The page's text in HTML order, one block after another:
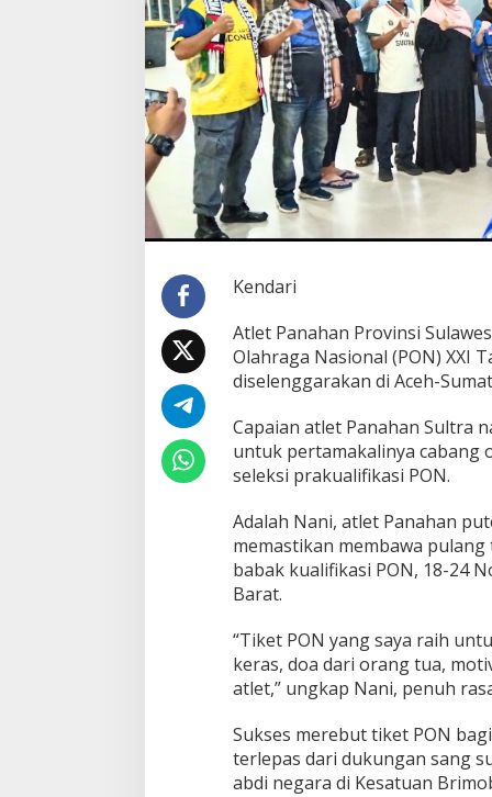
"
,
A
t
l
e
P
a
n
a
h
n
S
l
t
r
a
o
l
o
P
O
N
2
4
Kendari
Atlet Panahan Provinsi
Olahraga Nasional (PON) XXI
diselenggarakan di Aceh-
Capaian atlet Panahan Sultra
untuk pertamakalinya cabang
seleksi prakualifikasi PON.
Adalah Nani, atlet Panahan
memastikan membawa pulang
babak kualifikasi PON, 18-24
Barat.
“Tiket PON yang saya raih
keras, doa dari orang tua,
atlet,” ungkap Nani, penuh
Sukses merebut tiket PON
terlepas dari dukungan sang
abdi negara di Kesatuan